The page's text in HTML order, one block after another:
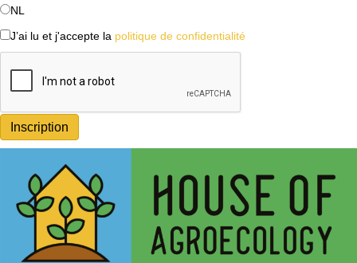
NL
J’ai lu et j'accepte la politique de confidentialité